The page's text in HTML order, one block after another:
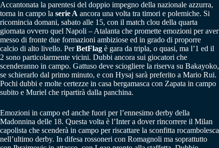
Accantonata la parentesi del doppio impegno della nazionale azzurra,
torna in campo la serie A ancora una volta tra timori e polemiche. Si
ricomincia domani, sabato alle 15, con il match clou della quarta
giornata ovvero quel Napoli – Atalanta che promette emozioni per aver
messo di fronte due formazioni ambiziose ed in grado di proporre
calcio di alto livello. PerBetFlag è gara da tripla, o quasi, ma l’1 ed il
2 sono particolarmente vicini. Dubbi ancora sui giocatori che
scenderanno in campo. Gattuso deve sciogliere la riserva su Bakayoko,
se schierarlo dal primo minuto, e con Hysaj sarà preferito a Mario Rui.
Pochi dubbi e molte certezze in casa bergamasca con Zapata in campo
subito e Muriel che ripartirà dalla panchina.
Emozioni in campo ed anche fuori per l’ennesimo derby della
Madonnina delle 18. Questa volta è l’Inter a dover rincorrere il Milan
capolista che scenderà in campo per riscattare la sconfitta rocambolesca
nell’ultimo derby. In difesa rossoneri con Romagnoli ma soprattutto